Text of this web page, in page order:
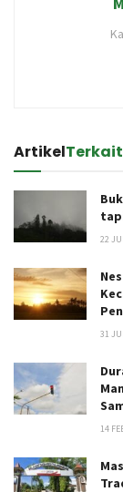
ArtikelTerkait
22
31
14